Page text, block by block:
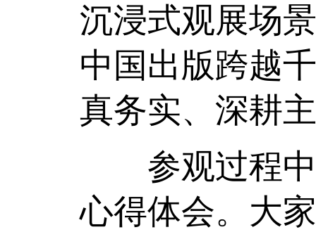
沉浸式观展场
中国出版跨越
真务实、深耕
参观过程中
心得体会。大